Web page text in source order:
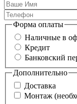
Форма оплаты
Наличные в
Кредит
Банковский
Дополнительно
Доставка
Монтаж